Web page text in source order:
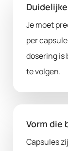
Je moet
per
dosering is
te volgen.
Vorm die
Capsules